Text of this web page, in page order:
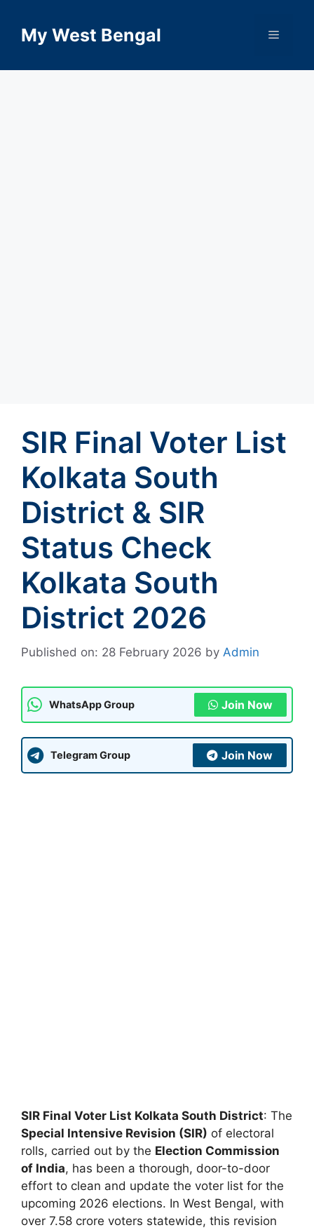
contentMy West Bengal Menu
SIR Final Voter List
Kolkata South
District & SIR
Status Check
Kolkata South
District 2026
Published on: 28 February 2026 by Admin
WhatsApp Group Join Now
Telegram Group Join Now
SIR Final Voter List Kolkata South District: The
Special Intensive Revision (SIR) of electoral
rolls, carried out by the Election Commission
of India, has been a thorough, door-to-door
effort to clean and update the voter list for the
upcoming 2026 elections. In West Bengal, with
over 7.58 crore voters statewide, this revision